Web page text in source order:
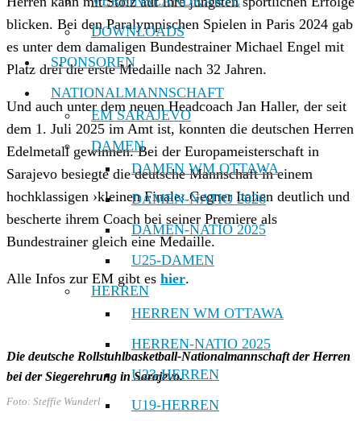
DOWNLOADS
SPONSOREN
NATIONALMANNSCHAFT
EM SARAJEVO
DAMEN
DAMEN WM OTTAWA
DAMEN-NATIO 2026
DAMEN-NATIO 2025
U25-DAMEN
HERREN
HERREN WM OTTAWA
HERREN-NATIO 2025
U23-HERREN
U19-HERREN
blicken. Bei den Paralympischen Spielen in Paris 2024 gab
es unter dem damaligen Bundestrainer Michael Engel mit
Platz drei die erste Medaille nach 32 Jahren.
Und auch unter dem neuen Headcoach Jan Haller, der seit
dem 1. Juli 2025 im Amt ist, konnten die deutschen Herren
Edelmetall gewinnen. Bei der Europameisterschaft in
Sarajevo besiegte die deutsche Mannschaft in einem
hochklassigen ›kleinen Finale‹ Gegner Italien deutlich und
bescherte ihrem Coach bei seiner Premiere als
Bundestrainer gleich eine Medaille.
Alle Infos zur EM gibt es hier.
Die deutsche Rollstuhlbasketball-Nationalmannschaft der Herren
bei der Siegerehrung in Sarajevo.
Foto: Steffie Wunderl